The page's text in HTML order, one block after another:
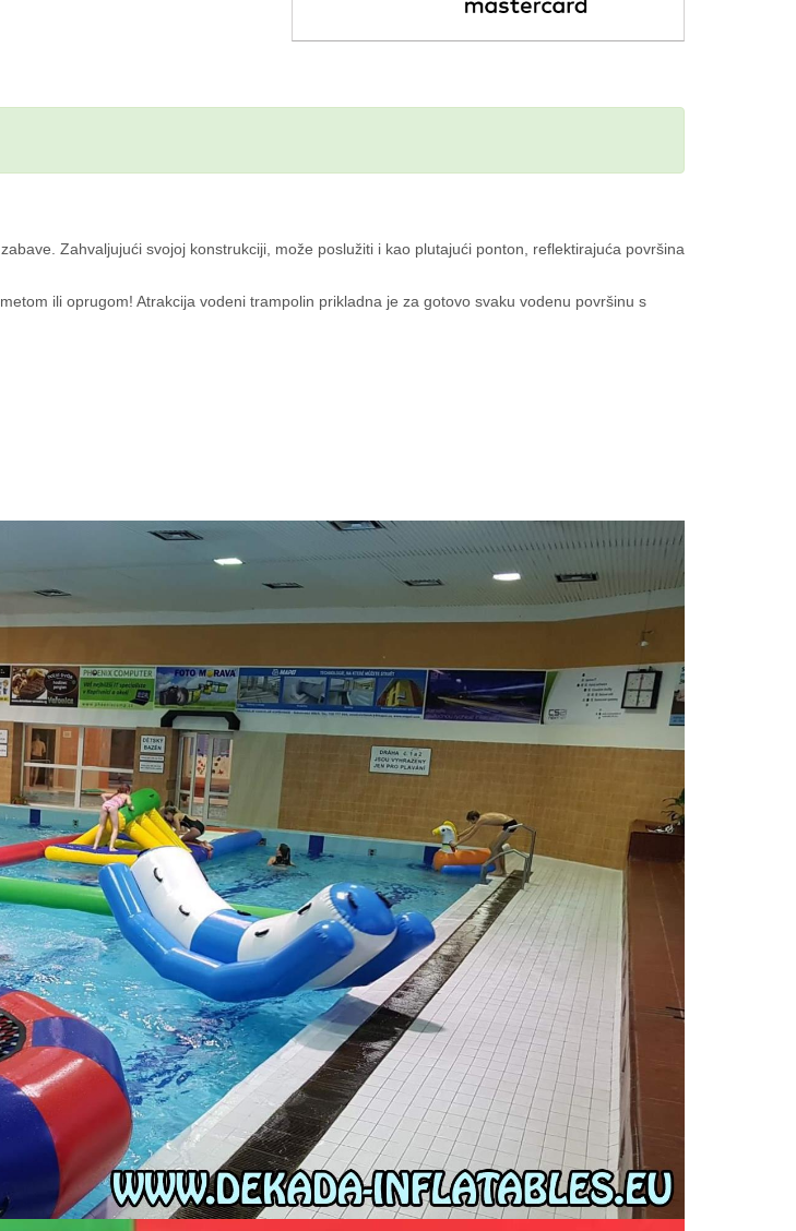
Zahvaljujući svojoj konstrukciji, može poslužiti i kao plutajući ponton, reflektirajuća površina
ili oprugom! Atrakcija vodeni trampolin prikladna je za gotovo svaku vodenu površinu s